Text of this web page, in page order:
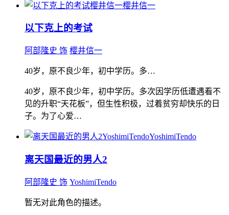
樱井信一
以下克上的考试
阿部隆史 饰 樱井信一
40岁，原不良少年，初中学历。多…
40岁，原不良少年，初中学历。多次因学历低遭遇看不
见的升职“天花板”，但生性积极，过着贫穷却快乐的日
子。为了心爱…
YoshimiTendo
离天国最近的男人2
阿部隆史 饰 YoshimiTendo
暂无对此角色的描述。